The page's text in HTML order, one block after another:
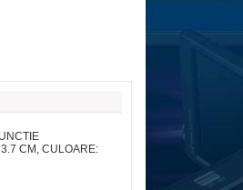
CM, CULOARE: